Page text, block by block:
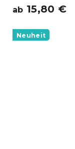
ab 15,80 €
Neuheit